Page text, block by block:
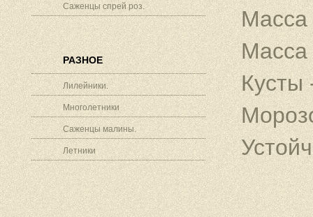
Саженцы спрей роз.
РАЗНОЕ
Лилейники.
Многолетники
Саженцы малины.
Летники
Масса
Масса
Кусты